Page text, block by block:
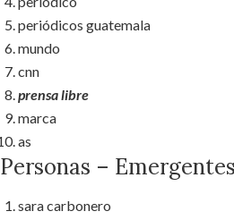
periódicos guatemala
mundo
cnn
prensa libre
marca
as
Personas –
sara carbonero